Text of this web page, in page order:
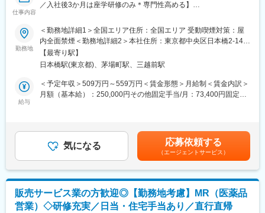
直雇用へ転籍するチャンスもあります。
論可能です。）
・転勤は東北・関東などエリア単位内で限定することができ、一
方的に配属エリアを決定されることもありません。
※CSOとは…
医療機器・製薬メーカーのセールス領域を支援する業種です。自
社の社員を取引先企業に派遣し、派遣先の営業として活躍いただ
くことでメーカーを支援しています。
プロジェクトごとに異なりますが、同社または配属先のメーカー
にて研修が十分にございます。
プロジェクト配属後もマネージャーが丁寧に支援します。日々の
もしっかりとケアします。業界でも特に支援が手厚いと評判で
す。
◇LINEの企業アカウントから、沿革・事業内容・先輩社員インタ
仕事内容
／入社後3か月は座学研修のみ＊専門性高める】
８月１日（土）9:00～14:00スタートの中より調整可能です。
オンラインにて実施いたします。
★本ポジションは、未経験から医療業界で活躍できます！
・医療を通じて社会に貢献したい
・仕事を通じて学びを深め自己の成長を実感したい
・専門職として知識、技能を身に付けたい
■職務内容：
MR（医薬情報担当者）として、ドクターや医薬品卸へ訪問、医薬
＜MRとは＞
医薬品販売に際し、医師への医薬品の効果、効能、副作用を情報
提供がミッションです。
勤務地
＜勤務地詳細1＞全国エリア住所：全国エリア 受動喫煙対策：屋
内全面禁煙＜勤務地詳細2＞本社住所：東京都中央区日本橋2-14-1
フロントプレイス日本橋勤務地最寄駅：各線／日本橋駅受動喫煙
対策：敷地内喫煙可能場所あり変更の範囲：会社の定める事業所
【最寄り駅】
日本橋駅(東京都)、茅場町駅、三越前駅
給与
＜予定年収＞509万円～559万円＜賃金形態＞月給制＜賃金内訳＞
月額（基本給）：250,000円その他固定手当/月：73,400円固定残
どを考慮し、規定により決定します。※年収の他に別途日当（月額
3～4万円）・諸手当有昇給：年1回★頑張りに応じて年収UP★赴
任先の評価次第で大幅に年収をUPできます。（年2回業績給改
定）賃金はあくまでも目安の金額であり、選考を通じて上下する
可能性があります。月給(月額)は固定手当を含めた表記です。
気になる 応募依頼する
（エージェントサービス）
販売サービス業の方歓迎◎【勤務地考慮】MR（医薬品
営業）◇研修充実／日当・住宅手当あり／直行直帰